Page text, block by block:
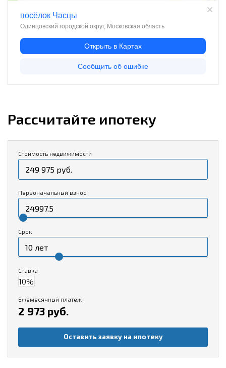
Рассчитайте ипотеку
Стоимость недвижимости
Первоначальный взнос
Срок
Ставка
Ежемесячный платеж
2 973 руб.
Оставить заявку на ипотеку